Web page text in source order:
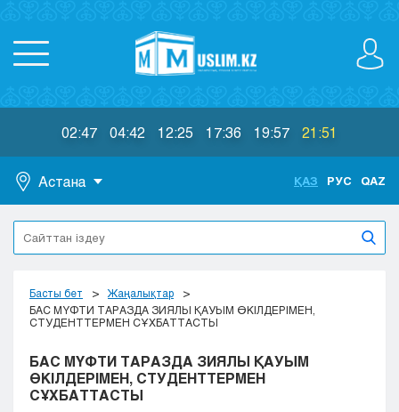
02:47 04:42 12:25 17:36 19:57 21:51
Астана
Астана
Алматы
Актобе
Атырау
Жезказган
Кокшетау
Костанай
ҚАЗ РУС QAZ
Басты бет
Жаңалықтар
БАС МҮФТИ ТАРАЗДА ЗИЯЛЫ ҚАУЫМ ӨКІЛДЕРІМЕН,
СТУДЕНТТЕРМЕН СҰХБАТТАСТЫ
БАС МҮФТИ ТАРАЗДА ЗИЯЛЫ ҚАУЫМ
ӨКІЛДЕРІМЕН, СТУДЕНТТЕРМЕН
СҰХБАТТАСТЫ